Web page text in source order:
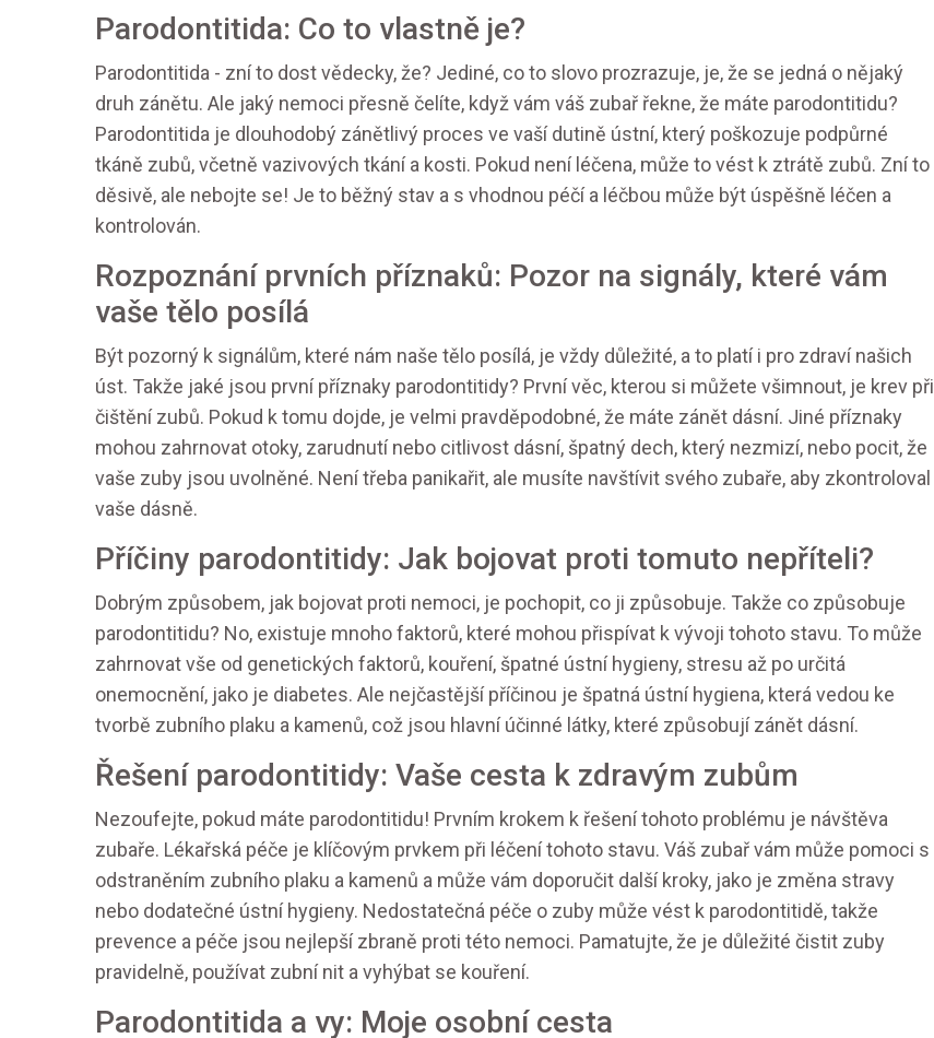
Parodontitida: Co to vlastně je?
Parodontitida - zní to dost vědecky, že? Jediné, co to slovo prozrazuje, je, že se jedná o nějaký
druh zánětu. Ale jaký nemoci přesně čelíte, když vám váš zubař řekne, že máte parodontitidu?
Parodontitida je dlouhodobý zánětlivý proces ve vaší dutině ústní, který poškozuje podpůrné
tkáně zubů, včetně vazivových tkání a kosti. Pokud není léčena, může to vést k ztrátě zubů. Zní to
děsivě, ale nebojte se! Je to běžný stav a s vhodnou péčí a léčbou může být úspěšně léčen a
kontrolován.
Rozpoznání prvních příznaků: Pozor na signály, které vám
vaše tělo posílá
Být pozorný k signálům, které nám naše tělo posílá, je vždy důležité, a to platí i pro zdraví našich
úst. Takže jaké jsou první příznaky parodontitidy? První věc, kterou si můžete všimnout, je krev při
čištění zubů. Pokud k tomu dojde, je velmi pravděpodobné, že máte zánět dásní. Jiné příznaky
mohou zahrnovat otoky, zarudnutí nebo citlivost dásní, špatný dech, který nezmizí, nebo pocit, že
vaše zuby jsou uvolněné. Není třeba panikařit, ale musíte navštívit svého zubaře, aby zkontroloval
vaše dásně.
Příčiny parodontitidy: Jak bojovat proti tomuto nepříteli?
Dobrým způsobem, jak bojovat proti nemoci, je pochopit, co ji způsobuje. Takže co způsobuje
parodontitidu? No, existuje mnoho faktorů, které mohou přispívat k vývoji tohoto stavu. To může
zahrnovat vše od genetických faktorů, kouření, špatné ústní hygieny, stresu až po určitá
onemocnění, jako je diabetes. Ale nejčastější příčinou je špatná ústní hygiena, která vedou ke
tvorbě zubního plaku a kamenů, což jsou hlavní účinné látky, které způsobují zánět dásní.
Řešení parodontitidy: Vaše cesta k zdravým zubům
Nezoufejte, pokud máte parodontitidu! Prvním krokem k řešení tohoto problému je návštěva
zubaře. Lékařská péče je klíčovým prvkem při léčení tohoto stavu. Váš zubař vám může pomoci s
odstraněním zubního plaku a kamenů a může vám doporučit další kroky, jako je změna stravy
nebo dodatečné ústní hygieny. Nedostatečná péče o zuby může vést k parodontitidě, takže
prevence a péče jsou nejlepší zbraně proti této nemoci. Pamatujte, že je důležité čistit zuby
pravidelně, používat zubní nit a vyhýbat se kouření.
Parodontitida a vy: Moje osobní cesta